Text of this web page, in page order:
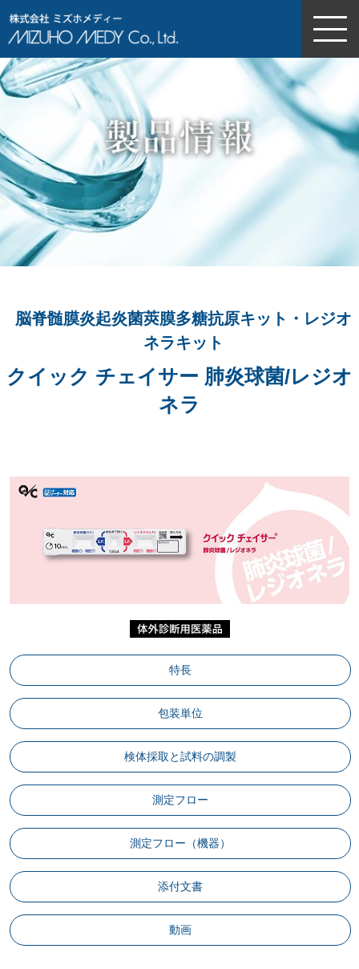
脳脊髄膜炎起炎菌莢膜多糖抗原キット・レジオ
ネラキット
クイック チェイサー 肺炎球菌/レジオ
ネラ
特長
包装単位
検体採取と試料の調製
測定フロー
測定フロー（機器）
添付文書
動画